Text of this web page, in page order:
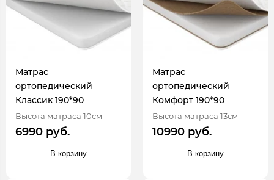
Матрас
ортопедический
Классик 190*90
Высота матраса 10см
6990 руб.
В корзину
Матрас
ортопедический
Комфорт 190*90
Высота матраса 13см
10990 руб.
В корзину